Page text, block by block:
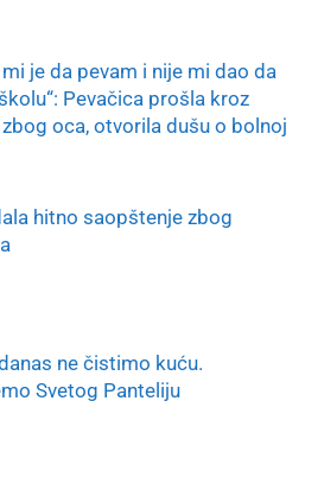
mi je da pevam i nije mi dao da
Pevačica prošla kroz
oca, otvorila dušu o bolnoj
hitno saopštenje zbog
ne čistimo kuću.
Svetog Panteliju